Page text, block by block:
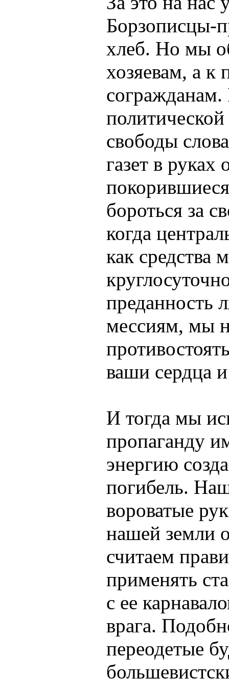
Борзописцы-
хлеб. Но мы
хозяевам, а
свободы
газет в руках
бороться за
когда
как средства
мессиям, мы
ваши сердца
И тогда мы
пропаганду
энергию
погибель.
вороватые
нашей земли
считаем
применять
с ее
врага.
переодетые